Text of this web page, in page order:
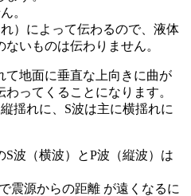
。
）によって伝わるので、液体
いものは伝わりません。
て地面に垂直な上向きに曲が
ってくることになります。
揺れに、S波は主に横揺れに
波（横波）とP波（縦波）は
震源からの距離 が遠くなるに